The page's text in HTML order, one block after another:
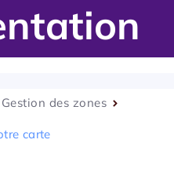
Gestion des zones
carte